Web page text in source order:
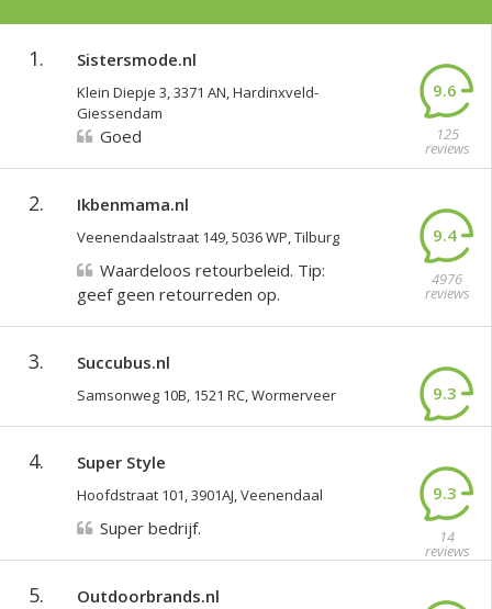
1. Sistersmode.nl
Klein Diepje 3, 3371 AN, Hardinxveld-
Giessendam
9.6
125
reviews
Goed
2. Ikbenmama.nl
Veenendaalstraat 149, 5036 WP, Tilburg 9.4
4976
reviews
Waardeloos retourbeleid. Tip:
geef geen retourreden op.
3. Succubus.nl
Samsonweg 10B, 1521 RC, Wormerveer 9.3
4. Super Style
Hoofdstraat 101, 3901AJ, Veenendaal 9.3
14
reviews
Super bedrijf.
5. Outdoorbrands.nl